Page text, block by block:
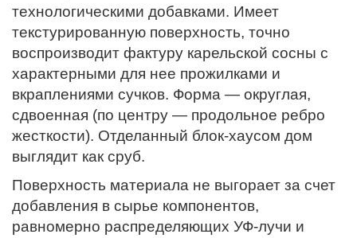
технологическими добавками. Имеет
текстурированную поверхность, точно
воспроизводит фактуру карельской сосны с
характерными для нее прожилками и
вкраплениями сучков. Форма — округлая,
сдвоенная (по центру — продольное ребро
жесткости). Отделанный блок-хаусом дом
выглядит как сруб.
Поверхность материала не выгорает за счет
добавления в сырье компонентов,
равномерно распределяющих УФ-лучи и